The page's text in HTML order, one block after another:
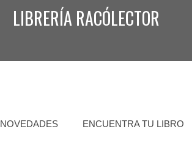
LIBRERÍA RACÓLECTOR
NOVEDADES ENCUENTRA TU LIBRO